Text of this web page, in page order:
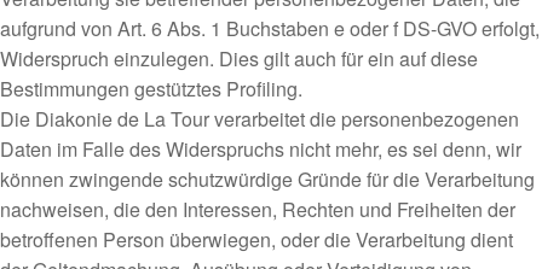
aufgrund von Art. 6 Abs. 1 Buchstaben e oder f DS-GVO erfolgt,
Widerspruch einzulegen. Dies gilt auch für ein auf diese
Bestimmungen gestütztes Profiling.
Die Diakonie de La Tour verarbeitet die personenbezogenen
Daten im Falle des Widerspruchs nicht mehr, es sei denn, wir
können zwingende schutzwürdige Gründe für die Verarbeitung
nachweisen, die den Interessen, Rechten und Freiheiten der
betroffenen Person überwiegen, oder die Verarbeitung dient